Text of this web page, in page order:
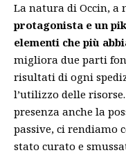
La natura di Occin, a
protagonista e un
elementi che più
migliora due parti
risultati di ogni
l’utilizzo delle
presenza anche la
passive, ci rendiamo
stato curato e